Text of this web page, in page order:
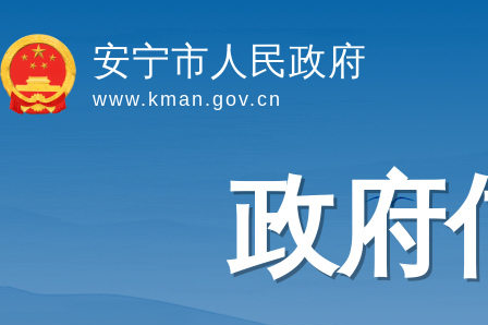
安宁市人民政府
www.kman.gov.cn
政府